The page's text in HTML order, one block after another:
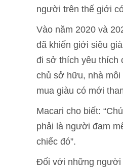
người trên thế giới
Vào năm 2020 và
đã khiến giới siêu
đi sở thích yêu thích
chủ sở hữu, nhà
mua giàu có mới
Macari cho biết:
phải là người đam
chiếc đó”.
Đối với những người